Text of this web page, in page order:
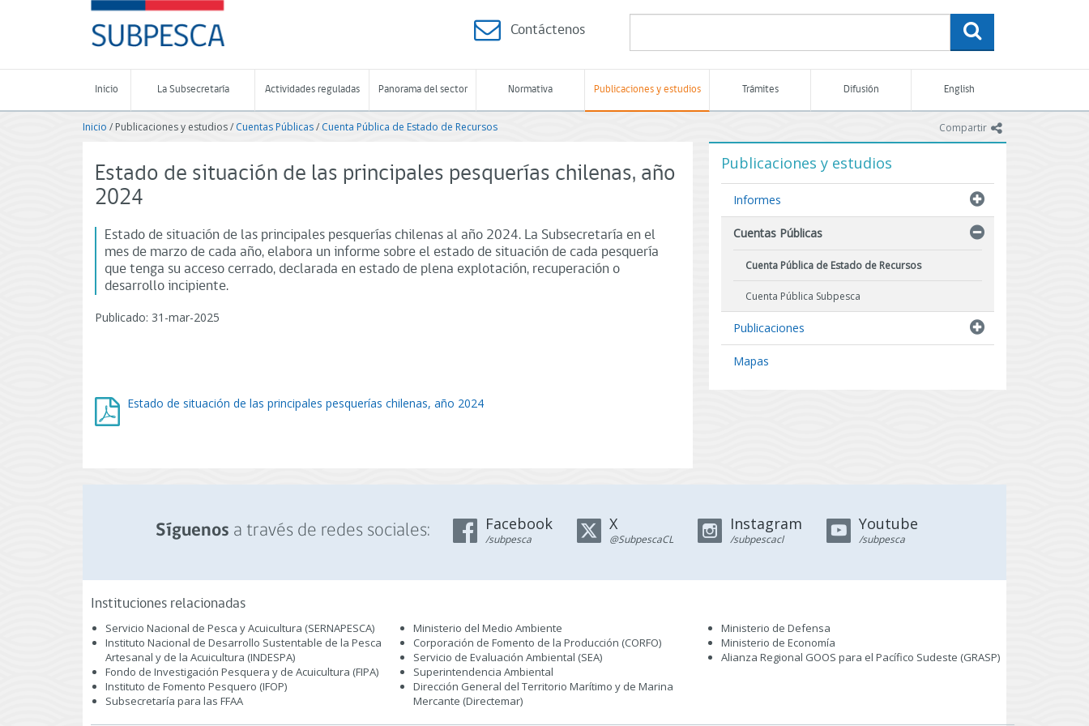
-
Subsecretaría
de
Pesca
Acuicultura
-
de
Chile
Contáctenos
Inicio La Subsecretaría Actividades reguladas Panorama del sector Normativa Publicaciones y estudios Trámites Difusión English
Compartir icono
Inicio / Publicaciones y estudios / Cuentas Públicas/ Cuenta Pública de Estado de Recursos
Estado de situación de las principales pesquerías chilenas, año
2024
Estado de situación de las principales pesquerías chilenas al año 2024. La Subsecretaría en el
mes de marzo de cada año, elabora un informe sobre el estado de situación de cada pesquería
que tenga su acceso cerrado, declarada en estado de plena explotación, recuperación o
desarrollo incipiente.
Publicado: 31-mar-2025
Estado de situación de las principales pesquerías chilenas, año 2024
Publicaciones y estudios
Informes
Cuentas Públicas
Cuenta Pública de Estado de Recursos
Cuenta Pública Subpesca
Publicaciones
Mapas
Síguenos a través de redes sociales: Facebook
/subpesca
X
@SubpescaCL
Instagram
/subpescacl
Youtube
/subpesca
Instituciones relacionadas
Servicio Nacional de Pesca y Acuicultura (SERNAPESCA)
Instituto Nacional de Desarrollo Sustentable de la Pesca
Artesanal y de la Acuicultura (INDESPA)
Fondo de Investigación Pesquera y de Acuicultura (FIPA)
Instituto de Fomento Pesquero (IFOP)
Subsecretaría para las FFAA
Ministerio del Medio Ambiente
Corporación de Fomento de la Producción (CORFO)
Servicio de Evaluación Ambiental (SEA)
Superintendencia Ambiental
Dirección General del Territorio Marítimo y de Marina
Mercante (Directemar)
Ministerio de Defensa
Ministerio de Economía
Alianza Regional GOOS para el Pacífico Sudeste (GRASP)